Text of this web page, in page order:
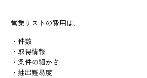
営業リストの費用は、
・件数
・取得情報
・条件の細かさ
・抽出難易度